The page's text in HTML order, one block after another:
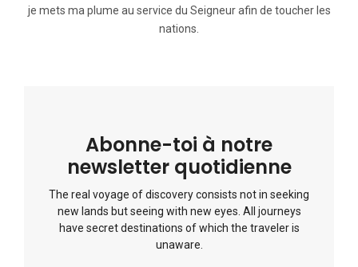
je mets ma plume au service du Seigneur afin de toucher les
nations.
Abonne-toi à notre
newsletter quotidienne
The real voyage of discovery consists not in seeking
new lands but seeing with new eyes. All journeys
have secret destinations of which the traveler is
unaware.